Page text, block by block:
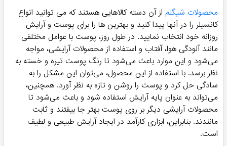
محصولات شیگلم از آن دسته کالاهایی هستند که می توانید انواع
کانسیلر را در آنها پیدا کنید و بهترین ها را برای پوست و آرایش
روزانه خود انتخاب نمایید. در طول روز، پوست با عوامل مختلفی
مانند آلودگی هوا، آفتاب و استفاده از محصولات آرایشی، مواجه
می‌شود و این موارد باعث می‌شود تا رنگ پوست تیره و خسته به
نظر برسد. با استفاده از این محصول، می‌توان این مشکل را به
سادگی حل کرد و پوست را روشن و تازه به نظر آورد. همچنین،
می‌تواند به عنوان پایه آرایش استفاده شود و باعث می‌شود تا
محصولات آرایشی دیگر بر روی پوست بهتر جا بیفتند و ثابت
مانندند. بنابراین، ابزاری کارآمد در ایجاد آرایش طبیعی و لطیف
است.